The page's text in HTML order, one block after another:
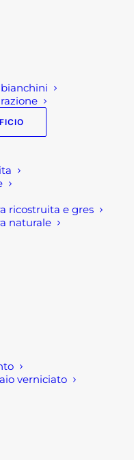
ricostruita e gres
naturale
verniciato
COLORATI IN
ALLUMIX
FUMARIA
ESTERNO IN